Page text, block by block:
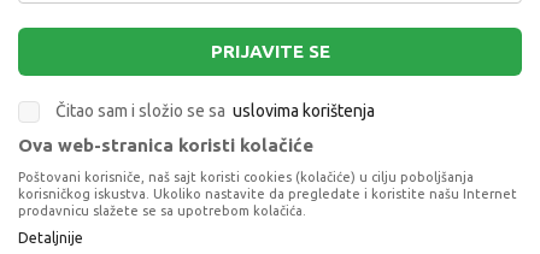
PRIJAVITE SE
Čitao sam i složio se sa uslovima korištenja
Terms of Service
apply.
Ova web-stranica koristi kolačiće
Poštovani korisniče, naš sajt koristi cookies (kolačiće) u cilju poboljšanja
korisničkog iskustva. Ukoliko nastavite da pregledate i koristite našu Internet
prodavnicu slažete se sa upotrebom kolačića.
Detaljnije